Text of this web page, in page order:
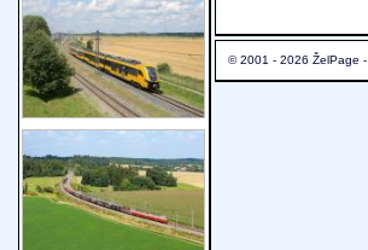
© 2001 - 2026 ŽelPage -